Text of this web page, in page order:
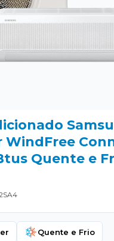
WindFree
Quente e
Quente e Frio